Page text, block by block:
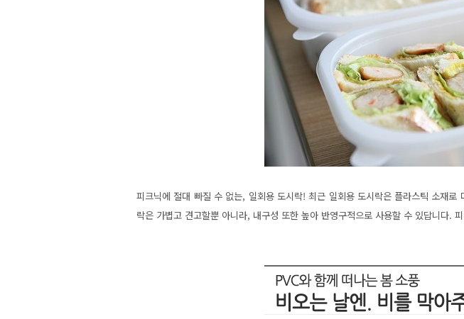
피크닉에 절대 빠질 수 없는, 일회용 도시락! 최근 일회용 도시락은 플라스틱 소재
락은 가볍고 견고할뿐 아니라, 내구성 또한 높아 반영구적으로 사용할 수 있답니다.